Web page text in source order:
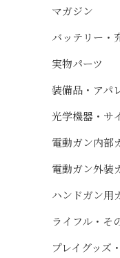
マガジン
バッテリー・
実物パーツ
装備品・アパ
光学機器・サ
電動ガン内部
電動ガン外装
ハンドガン用
ライフル・そ
プレイグッズ